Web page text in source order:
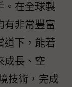
。在全球製
有非常豐富
道下，能若
成長、空
技術，完成